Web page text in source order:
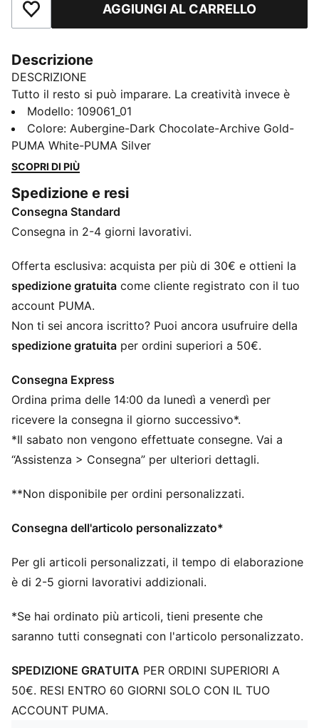
Aggiungi ai PreferitiAGGIUNGI AL CARRELLO
Descrizione
DESCRIZIONE
Tutto il resto si può imparare. La creatività invece è
solo tua. Libera il tuo gioco Scatena le tue abilità con
FUTURE 9 ULTIMATE. Progettata per muoversi con te
come una seconda pelle, ti offre la libertà assoluta di
cui hai bisogno per creare senza limiti. Ogni dettaglio
sensazione di aderenza elevata che ti mantiene
connesso alla palla. Completata da una suola pensata
per l'agilità, per rotazioni rapide e movimenti esplosivi
massimo.
CARATTERISTICHE + VANTAGGI
NanoGrip: La soletta leggera e aderente riduce al
PWRTAPE: Rinforzo mirato della tomaia per il
supporto e la resistenza
studiato per migliorare il controllo della palla a
prescindere dalle condizioni del campo
La tomaia delle scarpe è realizzata con almeno il 20%
di materiali riciclati.
DETTAGLI
Tipo di punta: Rotonda
Chiusura: Lacci
Maglia ingegnerizzata multi-testurizzata per una
vestibilità come una seconda pelle
Tipo di tacco: Tacco piatto
3D FUZIONPODS per aiutare ad ammortizzare la palla
Zone di presa 3D per un controllo della palla
Progettata per tagli e rotazioni rapidi, con una suola
FLEXGILITY ottimizzata per terreni compatti
Modello: 109061_01
Colore: Aubergine-Dark Chocolate-Archive Gold-
PUMA White-PUMA Silver
SCOPRI DI PIÙ
Spedizione e resi
Consegna Standard
Consegna in 2-4 giorni lavorativi.
Offerta esclusiva: acquista per più di 30€ e ottieni la
spedizione gratuita come cliente registrato con il tuo
account PUMA.
Non ti sei ancora iscritto? Puoi ancora usufruire della
spedizione gratuita per ordini superiori a 50€.
Consegna Express
Ordina prima delle 14:00 da lunedì a venerdì per
ricevere la consegna il giorno successivo*.
*Il sabato non vengono effettuate consegne. Vai a
“Assistenza > Consegna” per ulteriori dettagli.
**Non disponibile per ordini personalizzati.
Consegna dell'articolo personalizzato*
Per gli articoli personalizzati, il tempo di elaborazione
è di 2-5 giorni lavorativi addizionali.
*Se hai ordinato più articoli, tieni presente che
saranno tutti consegnati con l'articolo personalizzato.
SPEDIZIONE GRATUITA PER ORDINI SUPERIORI A
50€. RESI ENTRO 60 GIORNI SOLO CON IL TUO
ACCOUNT PUMA.